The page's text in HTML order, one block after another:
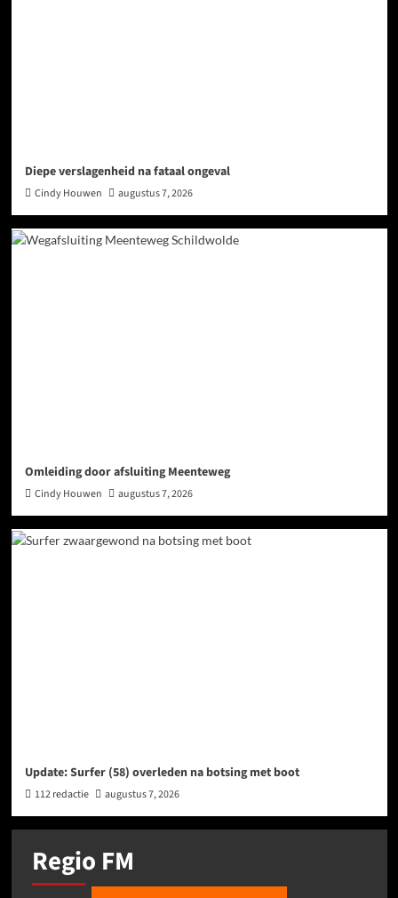
Diepe verslagenheid na fataal ongeval
Cindy Houwen augustus 7, 2026
Omleiding door afsluiting Meenteweg
Cindy Houwen augustus 7, 2026
Update: Surfer (58) overleden na botsing met boot
112 redactie augustus 7, 2026
Regio FM